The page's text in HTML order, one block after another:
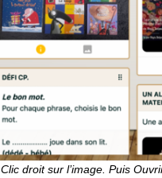
Clic droit sur l’image. Puis